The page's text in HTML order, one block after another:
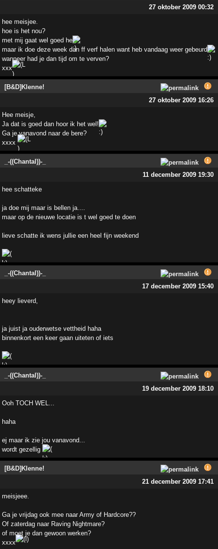
27 oktober 2009 00:32
hee meisjee.
hoe is het nou?
met mij gaat wel goed he
maar ik doe deze week dan ff verf halen want heb vandaag weer gebeurd
wanneer had je dan tijd om te verven?
xxx
[B&D]Klenne!
27 oktober 2009 16:26
Hee meisje,
Ja dat is goed dan hoor ik het wel!
Ga je vanavond naar de bere?
xxxx
_-((Chantal))-_
11 december 2009 19:30
hee schatteke
ja doe mij maar is bellen ja....
maar op de nieuwe locatie is t wel goed te doen
lieve schatte ik wens jullie een heel fijn weekend
_-((Chantal))-_
17 december 2009 15:40
heey lieverd,
ja juist ja ouderwetse vettheid haha
binnenkort een keer gaan uiteten of iets
_-((Chantal))-_
19 december 2009 18:10
Ooh TOCH WEL...
haha
ej maar ik zie jou vanavond...
wordt gezellig
[B&D]Klenne!
21 december 2009 17:41
meisjeee.
Ga je vrijdag ook mee naar Army of Hardcore??
Of zaterdag naar Raving Nightmare?
of moet je dan gewoon werken?
xxxx